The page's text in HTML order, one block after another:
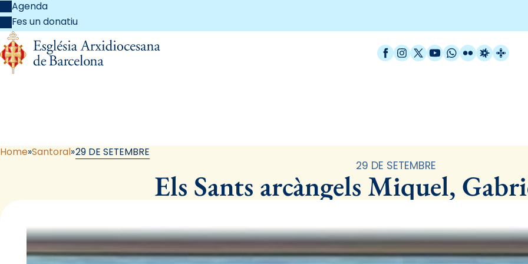
Agenda
Fes un donatiu
Facebook
Instagram
X / Twitter
YouTube
WhatsApp
FlickrRadio
Home Santoral 29 DE SETEMBRE
29 DE SETEMBRE
Els Sants arcàngels Miquel,